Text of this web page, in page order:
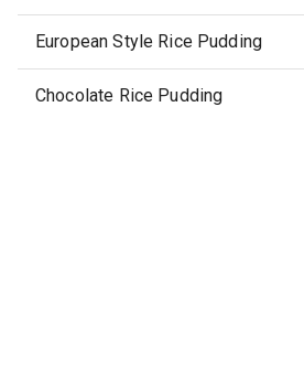
European Style Rice Pudding
Chocolate Rice Pudding